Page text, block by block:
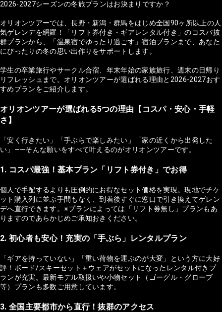
2026-2027シーズンの冬旅プランはお決まりですか？
オリオンツアーでは、長野・新潟・群馬をはじめ全国90ヶ所以上の人
気ゲレンデを網羅！「リフト券付き・ギアレンタル付き」のコスパ抜
群プランから、「温泉宿でゆったり過ごす」宿泊プランまで、あなた
にぴったりの冬の思い出作りをサポートします。
学生の卒業旅行やサークル合宿、年末年始の家族旅行、週末の日帰り
リフレッシュまで。オリオンツアーが選ばれる理由と2026-2027おす
すめプランをご紹介します。
オリオンツアーが選ばれる5つの理由【コスパ・安心・手軽
さ】
「安く行きたい」「手ぶらで楽しみたい」「家の近くから出発した
い」——そんな願いをすべて叶えるのがオリオンツアーです。
1. コスパ最強！基本プラン「リフト券付き」でお得
個人で手配するよりも圧倒的にお得なセット価格を実現。現地でチケ
ット購入列に並ぶ手間もなく、到着後すぐに窓口で引き換えてゲレン
デへ直行できます。※プランによっては「リフト券無し」プランもあ
りますのであらかじめご承知おきください。
2. 初心者も安心！充実の「手ぶら」レンタルプラン
「ギアを持っていない」「重い荷物を運ぶのが大変」という方に大好
評！ボード/スキーセット＋ウェアがセットになったレンタル付きプ
ランが充実。最新モデル取扱いや小物セット（ゴーグル・グローブ
等）プランも多数ご用意しています。
3. 全国主要都市から直行！抜群のアクセス